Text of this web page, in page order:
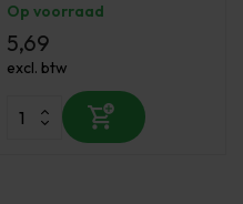
Op voorraad
5,69
excl. btw